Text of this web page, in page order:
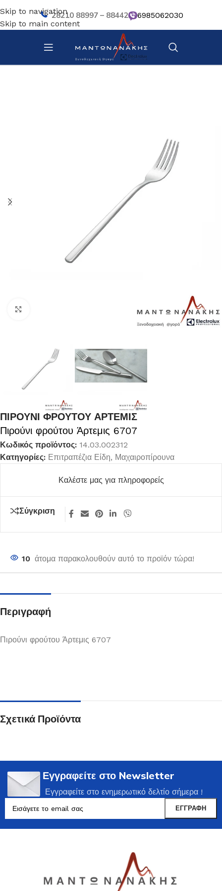
Skip to navigation
Skip to main content
28210 88997 – 88442 6985062030
Αρχική σελίδα/ Επιτραπέζια Είδη/ Μαχαιροπίρουνα
ΠΙΡΟΥΝΙ ΦΡΟΥΤΟΥ ΑΡΤΕΜΙΣ
Πιρούνι φρούτου Άρτεμις 6707
Κωδικός προϊόντος: 14.03.002312
Κατηγορίες: Επιτραπέζια Είδη, Μαχαιροπίρουνα
Καλέστε μας για πληροφορείς
Σύγκριση
10 άτομα παρακολουθούν αυτό το προϊόν τώρα!
Περιγραφή
Πιρούνι φρούτου Άρτεμις 6707
Σχετικά Προϊόντα
Εγγραφείτε στο Newsletter
Εγγραφείτε στο ενημερωτικό δελτίο σήμερα !